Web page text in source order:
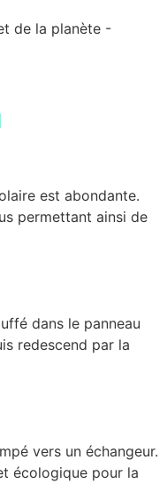
est abondante.
permettant ainsi de
dans le panneau
redescend par la
vers un échangeur.
écologique pour la